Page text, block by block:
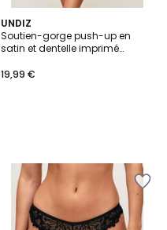
UNDIZ
Soutien-gorge push-up en
satin et dentelle imprimé
19,99 €